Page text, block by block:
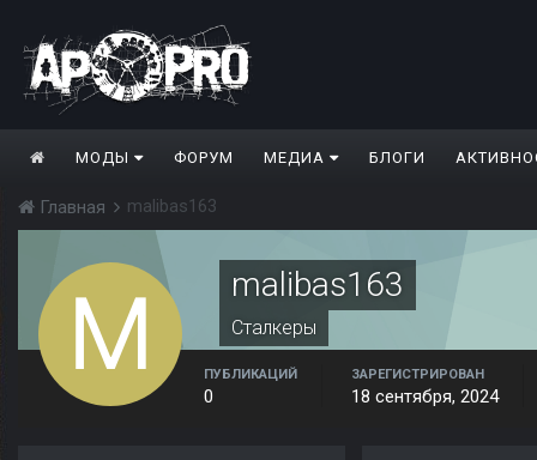
МОДЫ ФОРУМ МЕДИА БЛОГИ
Главная malibas163
malibas163
Сталкеры
ПУБЛИКАЦИЙ
0
ЗАРЕГИСТРИРОВАН
18 сентября, 2024